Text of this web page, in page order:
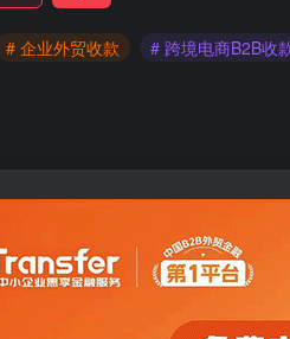
# 企业外贸收款 # 跨境电商B2B收